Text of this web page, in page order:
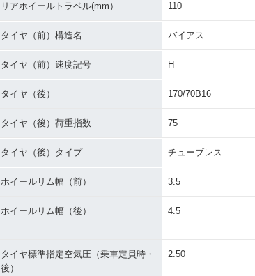
リアホイールトラベル(mm） 110
タイヤ（前）構造名 バイアス
タイヤ（前）速度記号 H
タイヤ（後） 170/70B16
タイヤ（後）荷重指数 75
タイヤ（後）タイプ チューブレス
ホイールリム幅（前） 3.5
ホイールリム幅（後） 4.5
タイヤ標準指定空気圧（乗車定員時・
後）
2.50